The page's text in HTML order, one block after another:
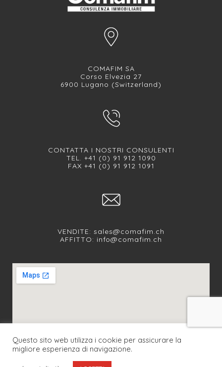
COMAFIM SA
Corso Elvezia 27
6900 Lugano (Switzerland)
CONTATTA I NOSTRI CONSULENTI
TEL. +41 (0) 91 912 1090
FAX +41 (0) 91 912 1091
VENDITE: sales@comafim.ch
AFFITTO: info@comafim.ch
SEGUICI SUI NOSTRI SOCIAL
Questo sito web utilizza i cookie per assicurare la
migliore esperienza di navigazione.